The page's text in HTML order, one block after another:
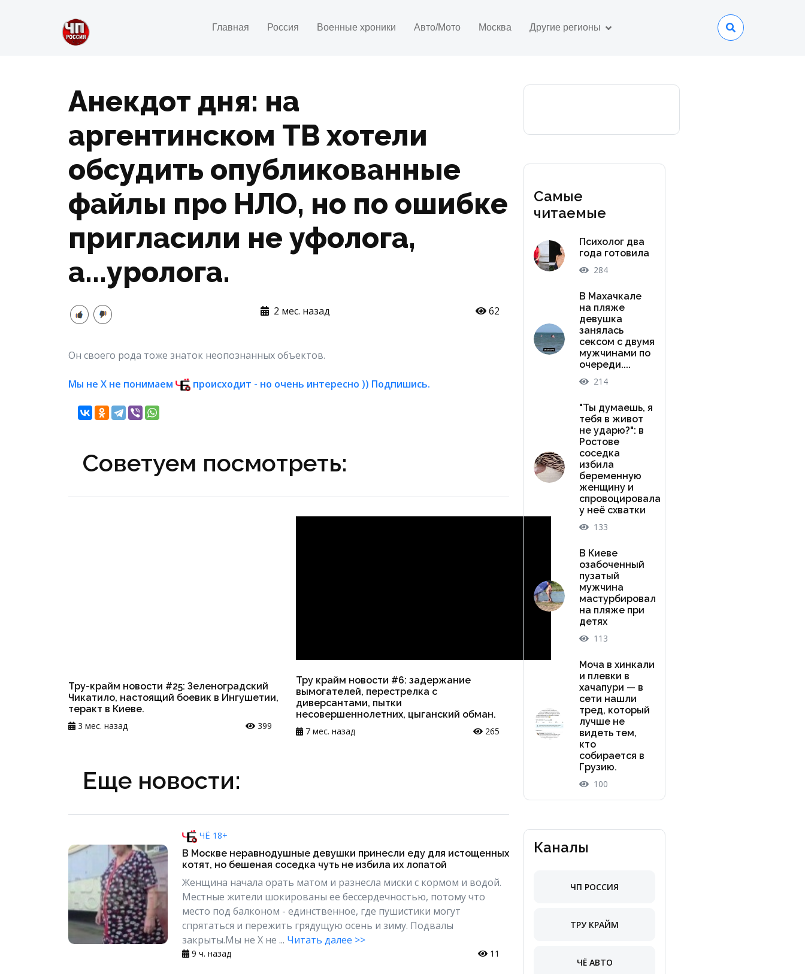
Главная Россия Военные хроники Авто/Мото Москва Другие регионы
Анекдот дня: на
аргентинском ТВ хотели
обсудить опубликованные
файлы про НЛО, но по ошибке
пригласили не уфолога,
а...уролога.
2 мес. назад 62
Он своего рода тоже знаток неопознанных объектов.
Мы не Х не понимаем происходит - но очень интересно )) Подпишись.
Советуем посмотреть:
Тру-крайм новости #25: Зеленоградский
Чикатило, настоящий боевик в Ингушетии,
теракт в Киеве.
3 мес. назад
399
Тру крайм новости #6: задержание
вымогателей, перестрелка с
диверсантами, пытки
несовершеннолетних, цыганский обман.
7 мес. назад
265
Еще новости:
ЧЁ 18+
В Москве неравнодушные девушки принесли еду для истощенных
котят, но бешеная соседка чуть не избила их лопатой
Женщина начала орать матом и разнесла миски с кормом и водой.
Местные жители шокированы ее бессердечностью, потому что
место под балконом - единственное, где пушистики могут
спрятаться и пережить грядущую осень и зиму. Подвалы
закрыты.Мы не Х не ... Читать далее >>
9 ч. назад 11
Самые
читаемые
Психолог два
года готовила
284
В Махачкале
на пляже
девушка
занялась
сексом с двумя
мужчинами по
очереди....
214
"Ты думаешь, я
тебя в живот
не ударю?": в
Ростове
соседка
избила
беременную
женщину и
спровоцировала
у неё схватки
133
В Киеве
озабоченный
пузатый
мужчина
мастурбировал
на пляже при
детях
113
Моча в хинкали
и плевки в
хачапури — в
сети нашли
тред, который
лучше не
видеть тем,
кто
собирается в
Грузию.
100
Каналы
ЧП РОССИЯ
ТРУ КРАЙМ
ЧЁ АВТО